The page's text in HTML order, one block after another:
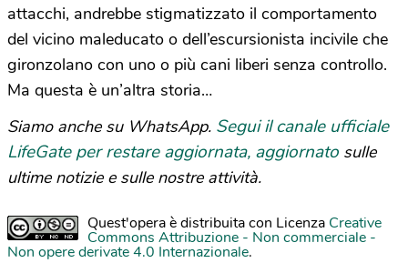
attacchi, andrebbe stigmatizzato il comportamento
del vicino maleducato o dell’escursionista incivile che
gironzolano con uno o più cani liberi senza controllo.
Ma questa è un’altra storia…
Siamo anche su WhatsApp. Segui il canale ufficiale
LifeGate per restare aggiornata, aggiornato sulle
ultime notizie e sulle nostre attività.
Quest'opera è distribuita con Licenza Creative
Commons Attribuzione - Non commerciale -
Non opere derivate 4.0 Internazionale.